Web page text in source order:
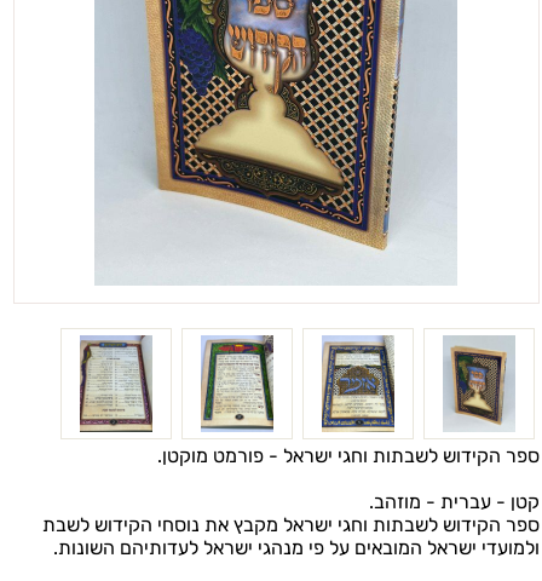
ספר הקידוש לשבתות וחגי ישראל - פורמט מוקטן.
קטן - עברית - מוזהב.
ספר הקידוש לשבתות וחגי ישראל מקבץ את נוסחי הקידוש לשבת
ולמועדי ישראל המובאים על פי מנהגי ישראל לעדותיהם השונות.